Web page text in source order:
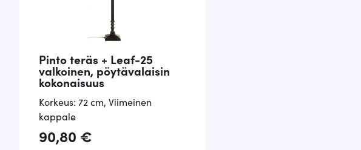
Pinto teräs + Leaf-25
valkoinen, pöytävalaisin
kokonaisuus
Korkeus: 72 cm, Viimeinen
kappale
90,80 €